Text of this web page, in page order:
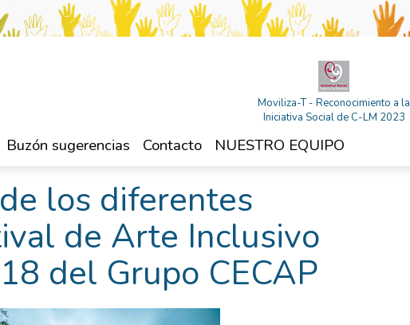
Moviliza-T - Reconocimiento a la
Iniciativa Social de C-LM 2023
Buzón sugerencias Contacto NUESTRO EQUIPO
los diferentes
de Arte Inclusivo
del Grupo CECAP